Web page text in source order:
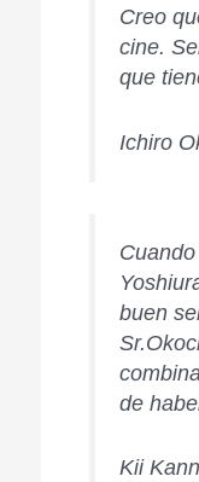
Creo
cine.
que
Ichiro
buen
de
Kii